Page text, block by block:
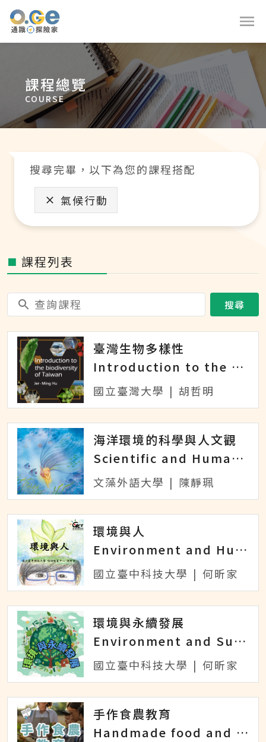
課程總覽
COURSE
搜尋完畢，以下為您的課程搭配
氣候行動
■ 課程列表
搜尋
臺灣生物多樣性
Introduction to the biodiversity of Taiwan
國立臺灣大學 | 胡哲明
海洋環境的科學與人文觀
Scientific and Humanistic Perspectives of the Marine
文藻外語大學 | 陳靜珮
環境與人
Environment and Humanity
國立臺中科技大學 | 何昕家
環境與永續發展
Environment and Sustainable Development
國立臺中科技大學 | 何昕家
手作食農教育
Handmade food and agricultural education